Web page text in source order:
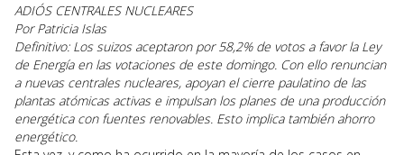
ADIÓS CENTRALES NUCLEARES
Por Patricia Islas
Definitivo: Los suizos aceptaron por 58,2% de votos a favor la Ley
de Energía en las votaciones de este domingo. Con ello renuncian
a nuevas centrales nucleares, apoyan el cierre paulatino de las
plantas atómicas activas e impulsan los planes de una producción
energética con fuentes renovables. Esto implica también ahorro
energético.